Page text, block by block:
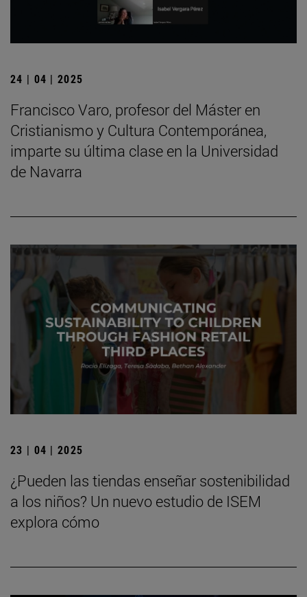
24 | 04 | 2025
Francisco Varo, profesor del Máster en
Cristianismo y Cultura Contemporánea,
imparte su última clase en la Universidad
de Navarra
23 | 04 | 2025
¿Pueden las tiendas enseñar sostenibilidad
a los niños? Un nuevo estudio de ISEM
explora cómo